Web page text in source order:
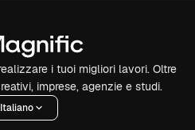
i tuoi migliori lavori. Oltre
imprese, agenzie e studi.
Italiano